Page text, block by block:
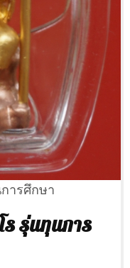
ารศึกษา
รุ่นทุนการ